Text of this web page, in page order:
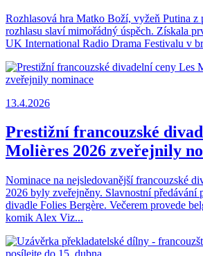
Rozhlasová hra Matko Boží, vyžeň Putina z
rozhlasu slaví mimořádný úspěch. Získala
UK International Radio Drama Festivalu v
13.4.2026
Prestižní francouzské
Molières 2026 zveřejnily
Nominace na nejsledovanější francouzské
2026 byly zveřejněny. Slavnostní předávání
divadle Folies Bergère. Večerem provede
komik Alex Viz...